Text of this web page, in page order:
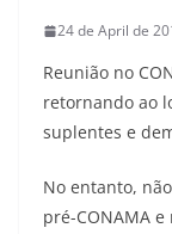
24 de April de
Reunião no
retornando ao
suplentes e
No entanto,
pré-CONAMA